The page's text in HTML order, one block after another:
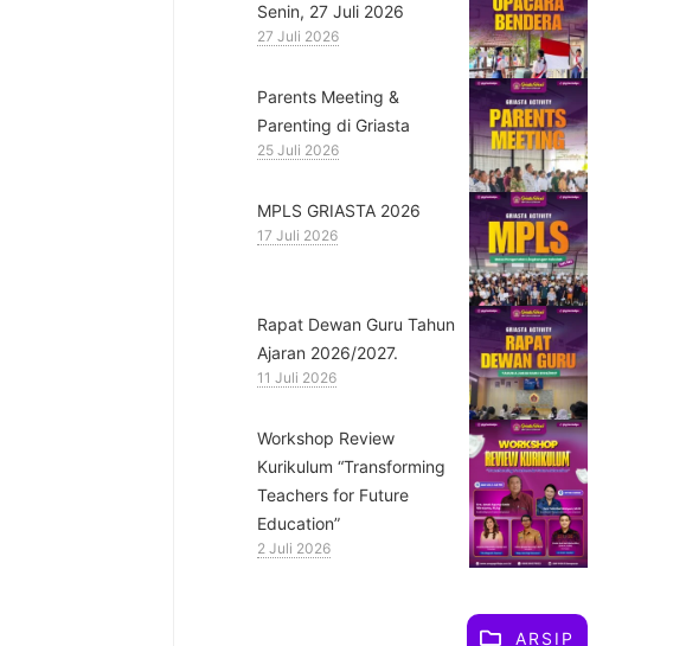
Senin, 27 Juli 2026
27 Juli 2026
Parents Meeting &
Parenting di Griasta
25 Juli 2026
MPLS GRIASTA 2026
17 Juli 2026
Rapat Dewan Guru Tahun
Ajaran 2026/2027.
11 Juli 2026
Workshop Review
Kurikulum “Transforming
Teachers for Future
Education”
2 Juli 2026
ARSIP